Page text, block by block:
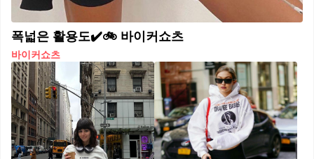
폭넓은 활용도✔️🚲 바이커쇼츠
바이커쇼츠